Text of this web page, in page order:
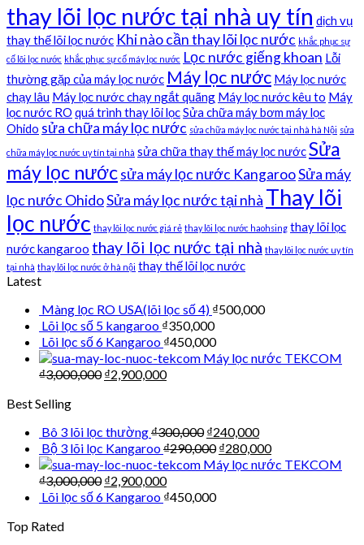
thay lõi lọc nước tại nhà uy tín dịch vụ
thay thế lõi lọc nước Khi nào cần thay lõi lọc nước khắc phục sự
cố lõi lọc nước khắc phục sự cố máy lọc nước Lọc nước giếng khoan Lỗi
thường gặp của máy lọc nước Máy lọc nước Máy lọc nước
chạy lâu Máy lọc nước chạy ngắt quãng Máy lọc nước kêu to Máy
lọc nước RO quá trình thay lõi lọcSửa chữa máy bơm máy lọc
Ohido sửa chữa máy lọc nước sửa chữa máy lọc nước tại nhà hà Nội sửa
chữa máy lọc nước uy tín tại nhà sửa chữa thay thế máy lọc nướcSửa
máy lọc nướcsửa máy lọc nước KangarooSửa máy
lọc nước OhidoSửa máy lọc nước tại nhà Thay lõi
lọc nước thay lõi lọc nước giá rẻ thay lõi lọc nước haohsing thay lõi lọc
nước kangaroo thay lõi lọc nước tại nhà thay lõi lọc nước uy tín
tại nhà thay lõi lọc nước ở hà nội thay thế lõi lọc nước
Latest
Màng lọc RO USA(lõi lọc số 4) ₫500,000
Lõi lọc số 5 kangaroo ₫350,000
Lõi lọc số 6 Kangaroo ₫450,000
Máy lọc nước TEKCOM
₫3,000,000 ₫2,900,000
Best Selling
Bô 3 lõi lọc thường₫300,000 ₫240,000
Bộ 3 lõi lọc Kangaroo₫290,000 ₫280,000
Máy lọc nước TEKCOM
₫3,000,000 ₫2,900,000
Lõi lọc số 6 Kangaroo ₫450,000
Top Rated